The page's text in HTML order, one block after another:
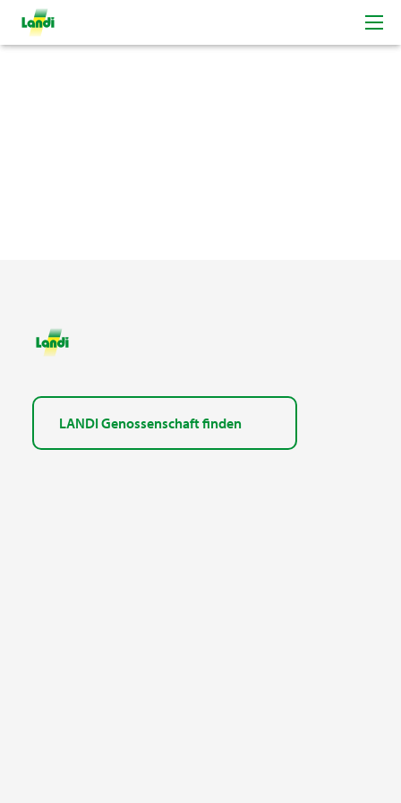
LANDI Genossenschaft finden